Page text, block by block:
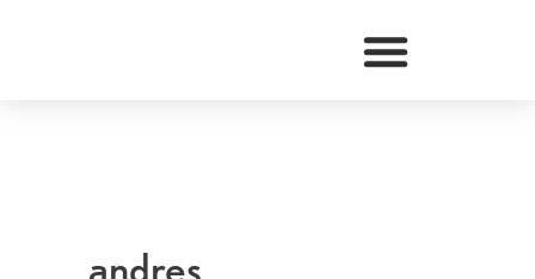
andres